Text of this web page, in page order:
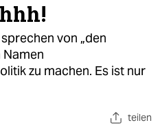
von „den
Namen
zu machen. Es ist nur
teilen